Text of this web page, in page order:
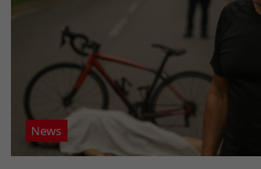
News